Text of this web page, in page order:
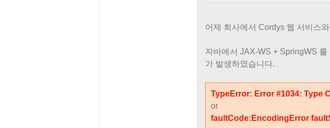
어제 회사에서 Cordys 웹 서비스
자바에서 JAX-WS + SpringWS
가 발생하였습니다.
TypeError: Error #1034: Type
or
faultCode:EncodingError